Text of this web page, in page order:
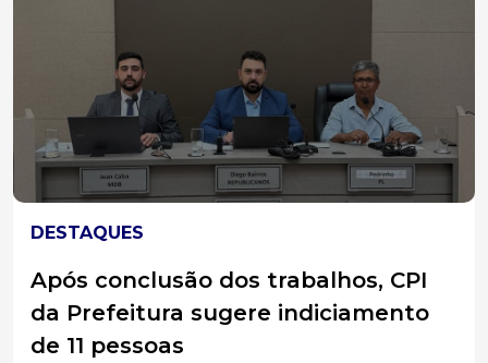
DESTAQUES
Após conclusão dos trabalhos, CPI
da Prefeitura sugere indiciamento
de 11 pessoas